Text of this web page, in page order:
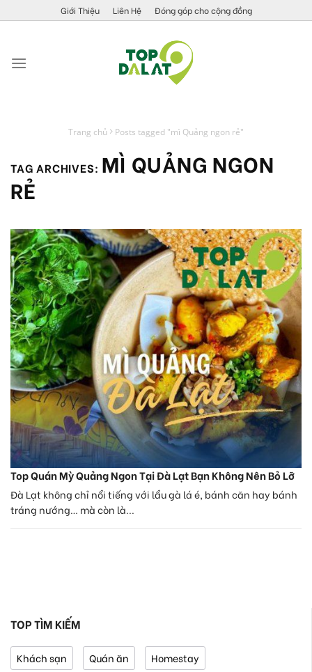
to
Giới Thiệu Liên Hệ Đóng góp cho cộng đồng
Trang chủ Posts tagged "mì Quảng ngon rẻ"
TAG ARCHIVES: MÌ QUẢNG NGON
RẺ
Top Quán Mỳ Quảng Ngon Tại Đà Lạt Bạn Không Nên Bỏ Lỡ
Đà Lạt không chỉ nổi tiếng với lẩu gà lá é, bánh căn hay bánh
tráng nướng… mà còn là...
TOP TÌM KIẾM
Khách sạn Quán ăn Homestay